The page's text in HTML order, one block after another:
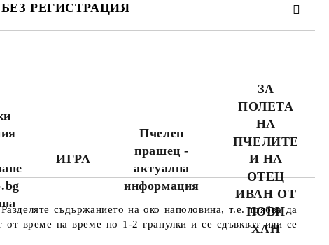
РЕГИСТРАЦИЯ
поръчвате повече
продукти за по-
малко пари.
ИГРА
Пчелен
прашец -
актуална
информация
ЗА
ПОЛЕТА
НА
ПЧЕЛИТЕ
И НА
ОТЕЦ
ИВАН ОТ
НОВИ
ХАН
съдържанието на око наполовина, т.е. трябва да
време на време по 1-2 гранулки и се сдъвкват или се